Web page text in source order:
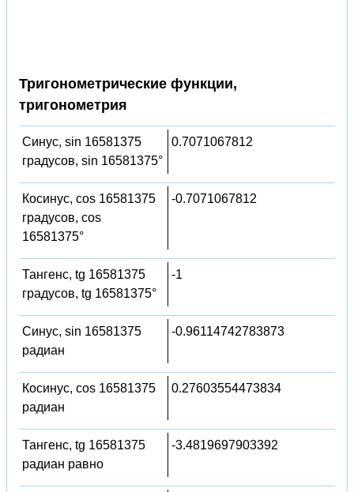
Тригонометрические функции,
тригонометрия
Синус, sin 16581375
градусов, sin 16581375°
0.7071067812
Косинус, cos 16581375
градусов, cos
16581375°
-0.7071067812
Тангенс, tg 16581375
градусов, tg 16581375°
-1
Синус, sin 16581375
радиан
-0.96114742783873
Косинус, cos 16581375
радиан
0.27603554473834
Тангенс, tg 16581375
радиан равно
-3.4819697903392